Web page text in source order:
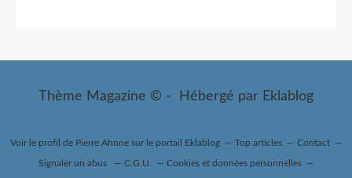
Thème Magazine © - Hébergé par Eklablog
Voir le profil de Pierre Ahnnesur le portail Eklablog Top articles Contact
Signaler un abus C.G.U. Cookies et données personnelles